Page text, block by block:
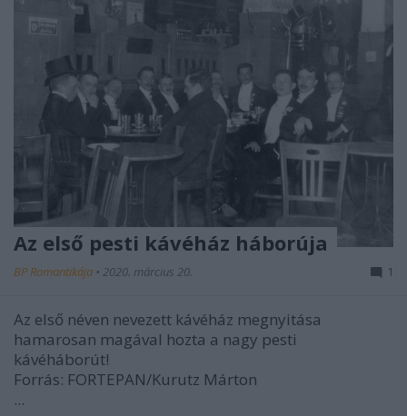
Az első pesti kávéház háborúja
BP Romantikája • 2020. március 20. 1
Az első néven nevezett kávéház megnyitása
hamarosan magával hozta a nagy pesti
kávéháborút!
Forrás: FORTEPAN/Kurutz Márton
...